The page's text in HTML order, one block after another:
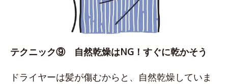
テクニック⑨ 自然乾燥はNG！すぐに乾かそう
ドライヤーは髪が傷むからと、自然乾燥していま